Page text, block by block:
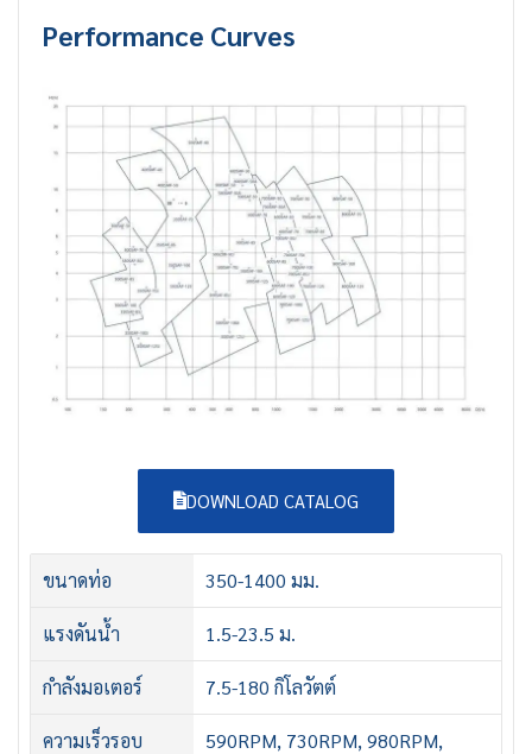
Performance Curves
DOWNLOAD CATALOG
ขนาดท่อ 350-1400 มม.
แรงดันน้ำ 1.5-23.5 ม.
กำลังมอเตอร์ 7.5-180 กิโลวัตต์
ความเร็วรอบ
590RPM, 730RPM, 980RPM,